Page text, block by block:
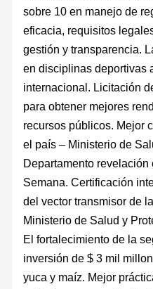
sobre 10 en manejo de
eficacia, requisitos
gestión y transparencia.
en disciplinas deportivas
internacional. Licitación
para obtener mejores
recursos públicos. Mejor
el país – Ministerio de
Departamento
Semana. Certificación
del vector transmisor de
Ministerio de Salud y
El fortalecimiento de la
inversión de $ 3 mil
yuca y maíz. Mejor